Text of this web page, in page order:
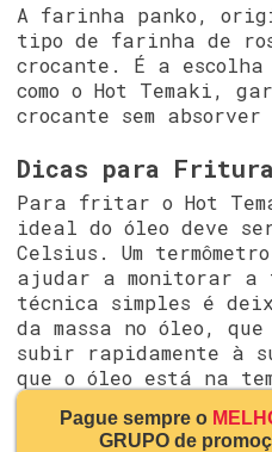
A farinha panko,
tipo de farinha de
crocante. É a escolha
como o Hot Temaki,
crocante sem
Dicas para
Para fritar o Hot
ideal do óleo deve
Celsius. Um
ajudar a monitorar a
técnica simples é
da massa no óleo,
subir rapidamente à
que o óleo está na
Pague sempre o
GRUPO de